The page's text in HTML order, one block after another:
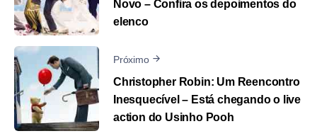
Novo – Confira os depoimentos do
elenco
Próximo
Christopher Robin: Um Reencontro
Inesquecível – Está chegando o live
action do Usinho Pooh